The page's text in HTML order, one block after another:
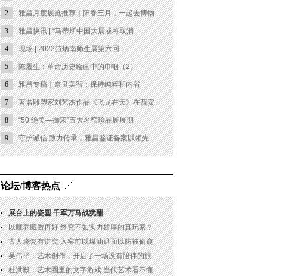
2 雅昌月度展览推荐｜阳春三月，一起去博物
3 雅昌快讯 | “马蒂斯中国大展或将取消
4 现场 | 2022范炳南师生展第六回：
5 陈履生：革命历史绘画中的巾帼（2）
6 雅昌专稿｜奈良美智：保持纯粹和内省
7 著名雕塑家刘艺杰作品《飞龙在天》在西安
8 “50 绝美—御宋”五大名窑珍品展展期
9 守护诚信 致力传承，雅昌鉴证备案以领先
论坛/博客热点
展台上的瓷塑 千军万马战犹酣
以藏养藏做再好 终究不如实力雄厚的真玩家？
古人烧瓷有讲究 入窑前以煤油遮面以防被偷窥
吴伟平：艺术创作，开启了一场没有陪伴的旅
杜洪毅：艺术圈里的文字游戏 当代艺术看不懂